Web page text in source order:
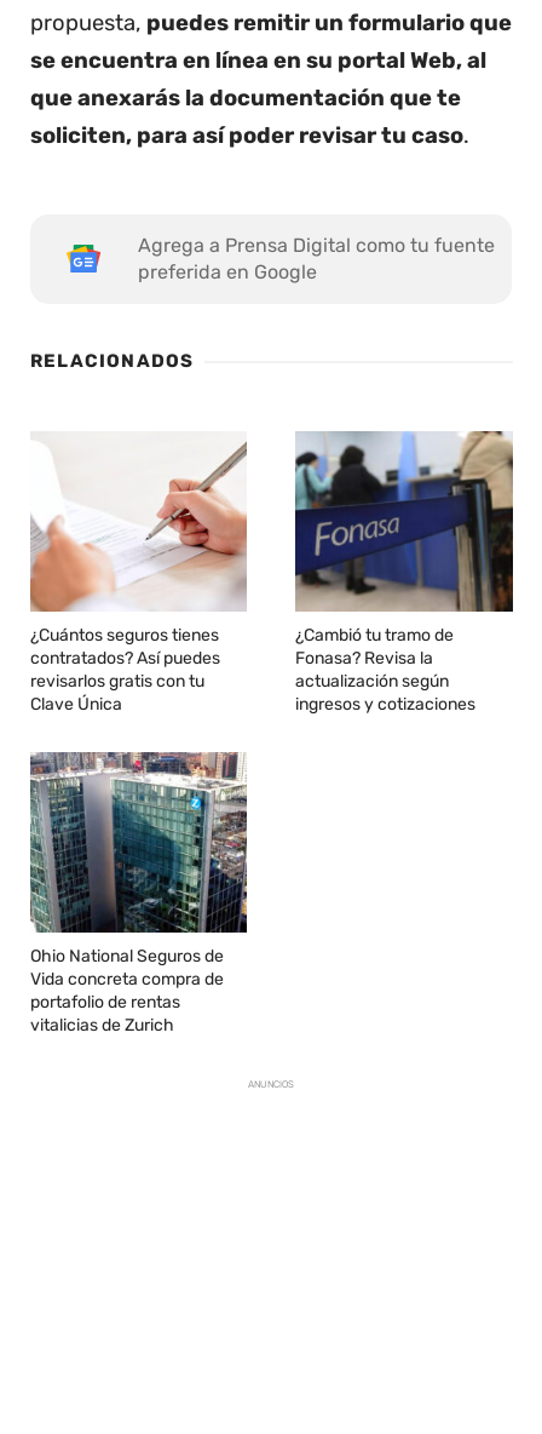
propuesta, puedes remitir un formulario que
se encuentra en línea en su portal Web, al
que anexarás la documentación que te
soliciten, para así poder revisar tu caso.
Agrega a Prensa Digital como tu fuente
preferida en Google
RELACIONADOS
¿Cuántos seguros tienes
contratados? Así puedes
revisarlos gratis con tu
Clave Única
¿Cambió tu tramo de
Fonasa? Revisa la
actualización según
ingresos y cotizaciones
Ohio National Seguros de
Vida concreta compra de
portafolio de rentas
vitalicias de Zurich
ANUNCIOS